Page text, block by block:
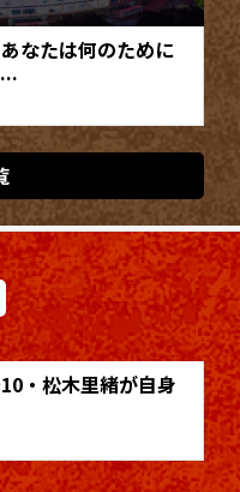
なたは何のために
・松木里緒が自身